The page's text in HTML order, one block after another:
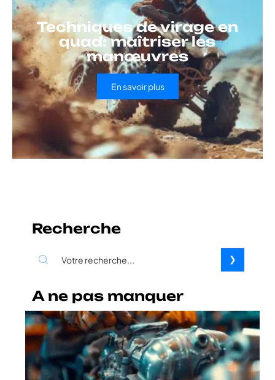
Techniques de virage en
quad: maîtriser les
manœuvres
En savoir plus
Recherche
A ne pas manquer